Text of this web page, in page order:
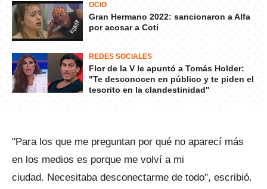
OCIO
Gran Hermano 2022: sancionaron a Alfa
por acosar a Coti
REDES SOCIALES
Flor de la V le apuntó a Tomás Holder:
"Te desconocen en público y te piden el
tesorito en la clandestinidad"
"Para los que me preguntan por qué no aparecí más
en los medios es porque me volví a mi
ciudad. Necesitaba desconectarme de todo", escribió.